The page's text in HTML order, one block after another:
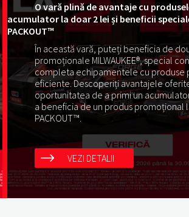
O vară plină de avantaje cu
acumulator la doar 2 lei și beneficii
PACKOUT™
În această vară, puteți beneficia de
promoționale MILWAUKEE®, special
completa echipamentele cu produse
eficiente. Descoperiți avantajele
oportunitatea de a primi un
a beneficia de un produs promoțional
PACKOUT™.
VEZI DETALII